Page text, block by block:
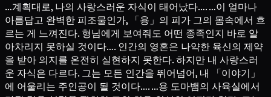
…계획대로, 나의 사랑스러운 자식이 태어났다…. …이 얼마나
아름답고 완벽한 피조물인가, 「용」의 피가 그의 몸속에서 흐
르는 게 느껴진다. 형님에게 보여줘도 어떤 종족인지 바로 알
아차리지 못하실 것이다…. 인간의 영혼은 나약한 육신의 제약
을 받아 의지를 온전히 실현하지 못한다. 하지만 내 사랑스러
운 자식은 다르다. 그는 모든 인간을 뛰어넘어, 내 「이야기」
에 어울리는 주인공이 될 것이다…. …용 도마뱀의 사육실에서